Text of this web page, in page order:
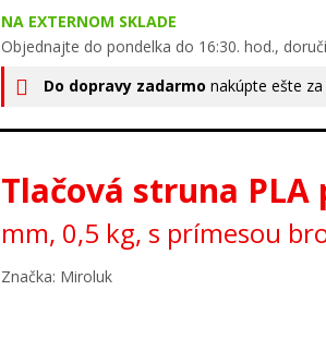
NA EXTERNOM SKLADE
Objednajte do pondelka do 16:30. hod.,
Do dopravy zadarmo nakúpte ešte
Tlačová struna
mm, 0,5 kg, s prímesou
Značka: Miroluk